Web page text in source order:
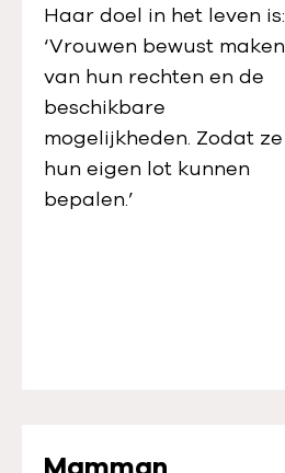
Haar doel in het leven is:
‘Vrouwen bewust maken
van hun rechten en de
beschikbare
mogelijkheden. Zodat ze
hun eigen lot kunnen
bepalen.’